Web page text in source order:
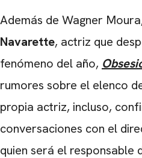
Además de Wagner
Navarette, actriz que
fenómeno del año,
rumores sobre el elenco
propia actriz, incluso,
conversaciones con el
quien será el responsable